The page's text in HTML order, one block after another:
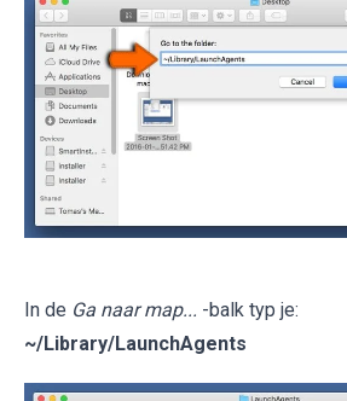
In de Ga naar map... -balk typ je:
~/Library/LaunchAgents